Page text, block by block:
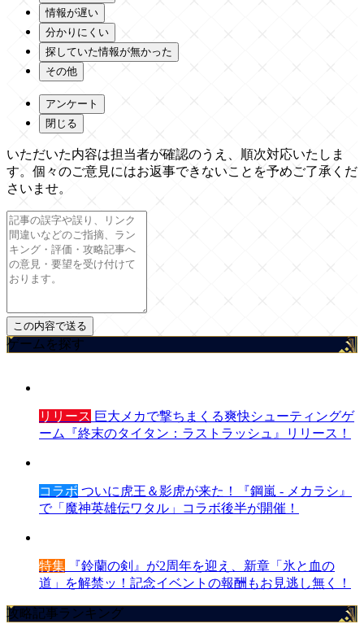
情報が遅い
分かりにくい
探していた情報が無かった
その他
アンケート
閉じる
いただいた内容は担当者が確認のうえ、順次対応いたしま
す。個々のご意見にはお返事できないことを予めご了承くだ
さいませ。
ゲームを探す
リリース 巨大メカで撃ちまくる爽快シューティングゲ
ーム『終末のタイタン：ラストラッシュ』リリース！
コラボ ついに虎王＆影虎が来た！『鋼嵐 - メカラシ』
で「魔神英雄伝ワタル」コラボ後半が開催！
特集 『鈴蘭の剣』が2周年を迎え、新章「氷と血の
道」を解禁ッ！記念イベントの報酬もお見逃し無く！
攻略記事ランキング